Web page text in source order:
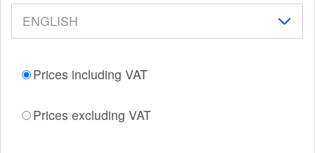
Prices including VAT
Prices excluding VAT